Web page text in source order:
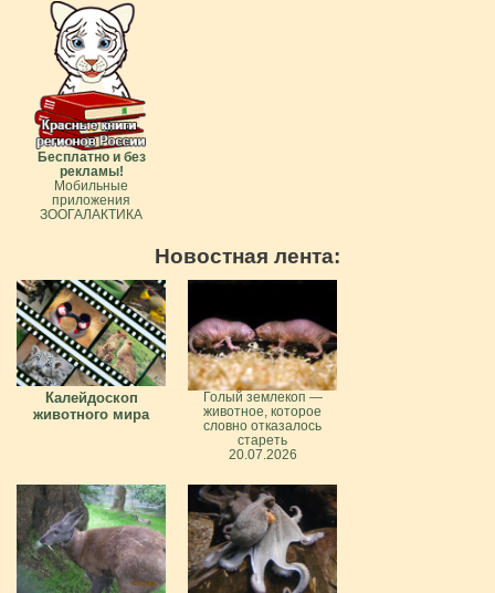
Бесплатно и без
рекламы!
Мобильные
приложения
ЗООГАЛАКТИКА
Новостная лента:
Калейдоскоп
животного мира
Голый землекоп —
животное, которое
словно отказалось
стареть
20.07.2026